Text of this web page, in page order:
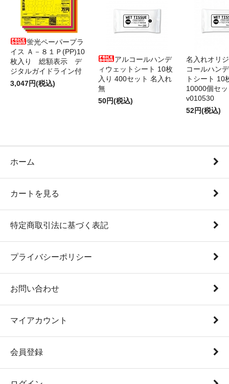
蛍光ペーパープラ
イス Ａ－８１Ｐ(PP)10
枚入り 総額表示 デ
ジタルガイドライン付
3,047円(税込)
アルコールハンデ
ィウェットシート 10枚
入り 400セット 名入れ
無
50円(税込)
名入れオリ
コールハン
トシート 10
10000個セ
v010530
52円(税込)
ホーム
カートを見る
特定商取引法に基づく表記
プライバシーポリシー
お問い合わせ
マイアカウント
会員登録